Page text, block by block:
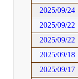
2025/09/24
2025/09/22
2025/09/22
2025/09/18
2025/09/17